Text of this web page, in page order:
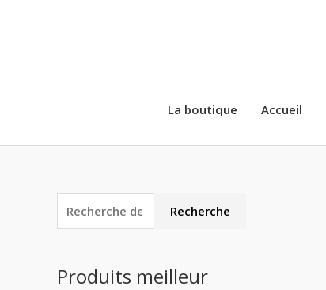
La boutique Accueil
e
h
Recherche
Produits meilleur